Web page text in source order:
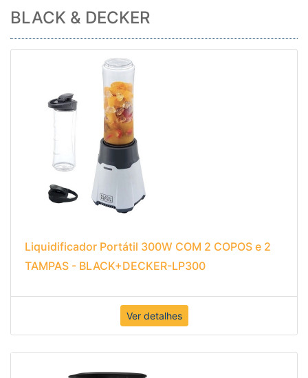
BLACK & DECKER
Liquidificador Portátil 300W COM 2 COPOS e 2
TAMPAS - BLACK+DECKER-LP300
Ver detalhes